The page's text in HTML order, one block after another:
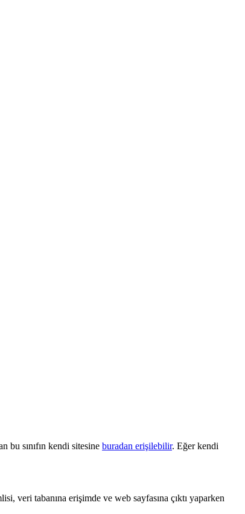
bu sınıfın kendi sitesine buradan erişilebilir. Eğer kendi
veri tabanına erişimde ve web sayfasına çıktı yaparken